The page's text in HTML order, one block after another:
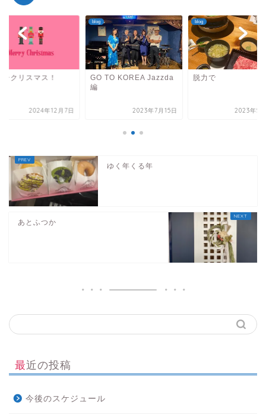
ークリスマス！
2024年12月7日
blog
GO TO KOREA Jazzda
編
2023年7月15日
blog
脱力で
2023年5
ゆく年くる年
あとふつか
最近の投稿
今後のスケジュール